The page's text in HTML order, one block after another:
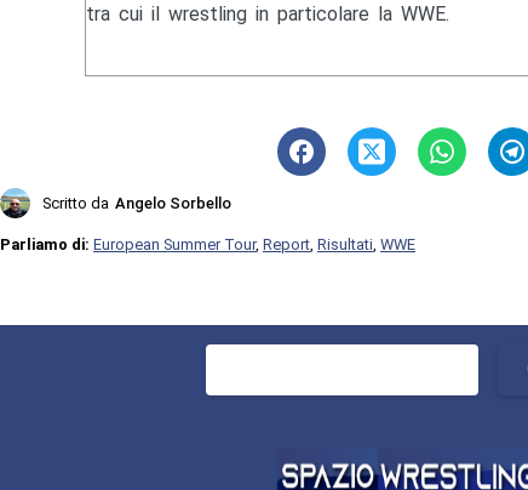
tra cui il wrestling in particolare la WWE.
Scritto da Angelo Sorbello
Parliamo di: European Summer Tour, Report, Risultati, WWE
Ricerca